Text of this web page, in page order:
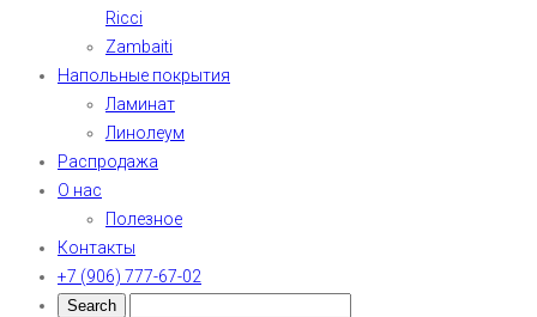
Ricci
Zambaiti
Напольные покрытия
Ламинат
Линолеум
Распродажа
О нас
Полезное
Контакты
+7 (906) 777-67-02